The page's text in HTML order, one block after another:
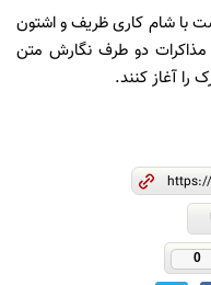
و 1+5 ، از 23 اردیبهشت با شام کاری ظریف و اشتون
مذاکرات دو طرف نگارش متن
را آغاز کنند.
0